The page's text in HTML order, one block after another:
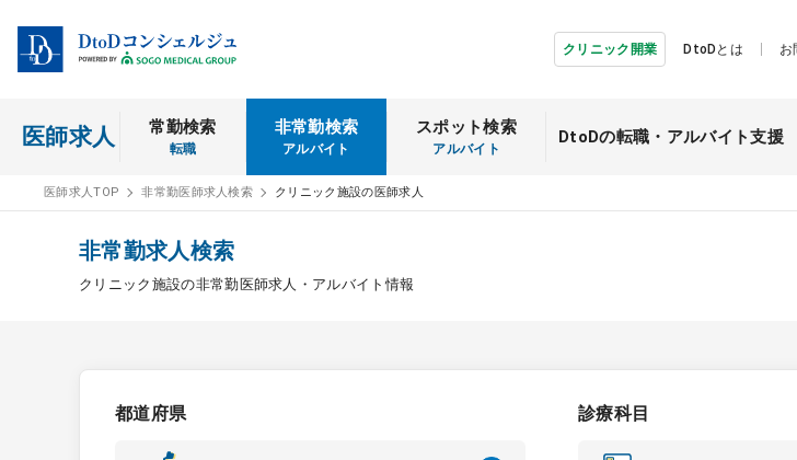
クリニック開業 DtoDとは お
医師求人 常勤検索
転職
非常勤検索
アルバイト
スポット検索
アルバイト
DtoDの転職・ アルバイト支援
医師求人TOP 非常勤医師求人検索 クリニック施設の医師求人
非常勤求人検索
クリニック施設の非常勤医師求人・アルバイト情報
都道府県 診療科目